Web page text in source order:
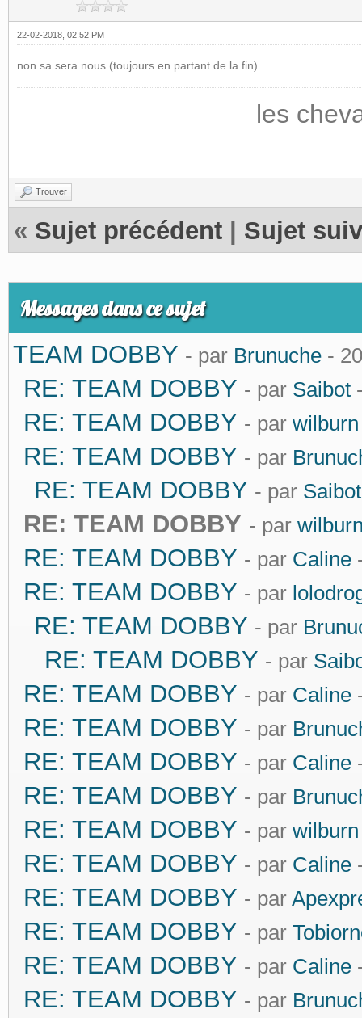
22-02-2018, 02:52 PM
non sa sera nous (toujours en partant de la fin)
les
Trouver
« Sujet précédent Sujet
Messages dans ce sujet
TEAM DOBBY - par Brunuche -
RE: TEAM DOBBY - par Saibot
RE: TEAM DOBBY - par wilburn
RE: TEAM DOBBY - par
RE: TEAM DOBBY - par Saibot
RE: TEAM DOBBY - par
RE: TEAM DOBBY - par Caline
RE: TEAM DOBBY - par
RE: TEAM DOBBY - par
RE: TEAM DOBBY - par
RE: TEAM DOBBY - par Caline
RE: TEAM DOBBY - par
RE: TEAM DOBBY - par Caline
RE: TEAM DOBBY - par
RE: TEAM DOBBY - par wilburn
RE: TEAM DOBBY - par Caline
RE: TEAM DOBBY - par
RE: TEAM DOBBY - par
RE: TEAM DOBBY - par Caline
RE: TEAM DOBBY - par